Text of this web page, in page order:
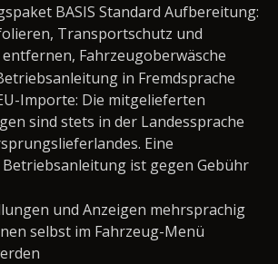
BASIS Standard Aufbereitung:
Transportschutz und
Fahrzeugoberwäsche
in Fremdsprache
Importe: Die mitgelieferten
sind stets in der Landessprache
Eine
ist gegen Gebühr
und Anzeigen mehrsprachig
selbst im Fahrzeug-Menü